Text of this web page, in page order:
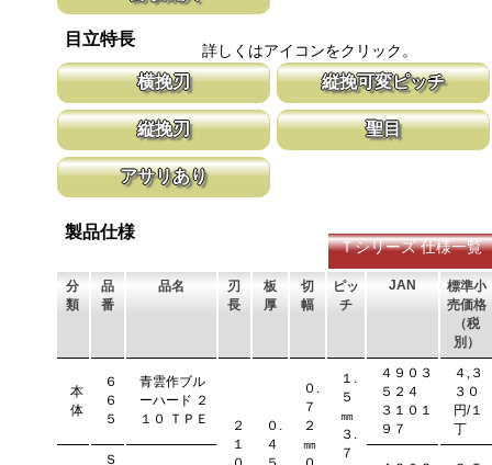
耐摩耗性に優れ、粘りのある刃に仕上がります。これが永切れする
目立特長
詳しくはアイコンをクリック。
横挽刃
木材の繊維をある一定の巾で連続して切り落とす仕組みになってい
ます。 横挽刃を縦挽に使用すると、けっして良好な切れ味は望め
ません。
縦挽可変ピッチ
刃先はピッチが大きく、刃元へ行くほど小
体で均等に切進むことが出来るようにした
縦挽刃
刃の先端部分が平らになっており、彫刻刀（平刀）のような刃が連
なって材木の表面を削り取って行きます。
聖目
アサリあり
まれないようにしています。 板厚より切幅は大きくなります。
製品仕様
Ｔシリーズ 仕様一覧
分
類
品
番
品名
刃
長
板
厚
切
幅
ピッ
チ
JAN
標準小
売価格
（税
別）
本
体
６
６
５
青雲作ブル
ーハード ２
１０ ＴＰＥ
２
１
０.
４
０.
７
２
㎜
１.
５
㎜
３.
７
４９０３
５２４
３１０１
９７
４,３
３０
円/１
丁
Ｓ